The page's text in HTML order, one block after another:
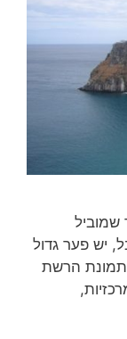
שמוביל
יש פער גדול
הרשת